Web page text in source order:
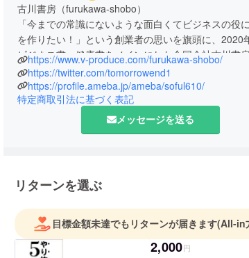
古川書房（furukawa-shobo）
「今までの常識にないような面白くてビジネスの役
を作りたい！」という創業者の思いを旗頭に、2020
ビジネス書・健康書をメインにした合同会社古川書房
しました。生まれて一年ほどでミニマムな出版社では
すが、創業者は長年出版社で150冊以上にも及ぶ書籍
経験があり、中でも著者さんのプロデュースに力を入
ます。その経験をもとにビジネス書業界全体のポテン
を上げる活動をしていきたいと日々模索中。どうぞよ
https://www.v-produce.com/furukawa-shobo/
https://twitter.com/tomorrowend1
https://profile.ameba.jp/ameba/soful610/
特定商取引法に基づく表記
メッセージを送る
リターンを選ぶ
目標金額未達でもリターンが届きます(All-in
2,000円